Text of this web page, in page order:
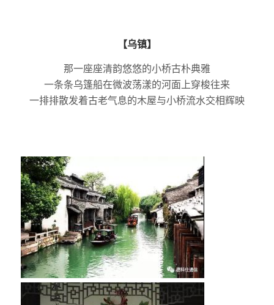
【乌镇】
那一座座清韵悠悠的小桥古朴典雅
一条条乌篷船在微波荡漾的河面上穿梭往来
一排排散发着古老气息的木屋与小桥流水交相辉映